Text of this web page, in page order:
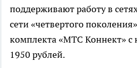
поддерживают работу в
сети «четвертого
комплекта «МТС Коннект»
1950 рублей.